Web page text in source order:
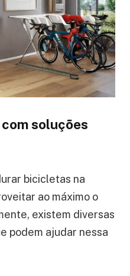
soluções
bicicletas na
ao máximo o
existem diversas
podem ajudar nessa